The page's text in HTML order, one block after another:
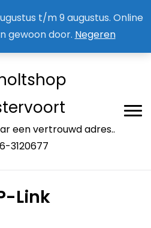
t/m 9 augustus. Online
gewoon door. Negeren
een vertrouwd adres..
3120677
Link